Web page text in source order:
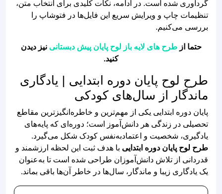
حتما ازطرح های لایه باز لوح پایان پیش دبستانی نیز دیدن
طرح لوح پایان دوره ابتدایی | یادگاری
ماندگار از سال‌های کودکی
پایان دوره ابتدایی یکی از مهم‌ترین و خاطره‌انگیزترین مقاطع
تحصیلی در زندگی هر دانش‌آموز است؛ دوره‌ای که پایه‌های
یادگیری، شخصیت و اعتمادبه‌نفس کودک شکل می‌گیرد.
طرح لوح پایان دوره ابتداییبا هدف ثبت این لحظه ارزشمند و
قدردانی از تلاش دانش‌آموزان طراحی شده است تا به‌عنوان
یک یادگاری زیبا و ماندگار، سال‌ها در خاطر آن‌ها باقی بماند.